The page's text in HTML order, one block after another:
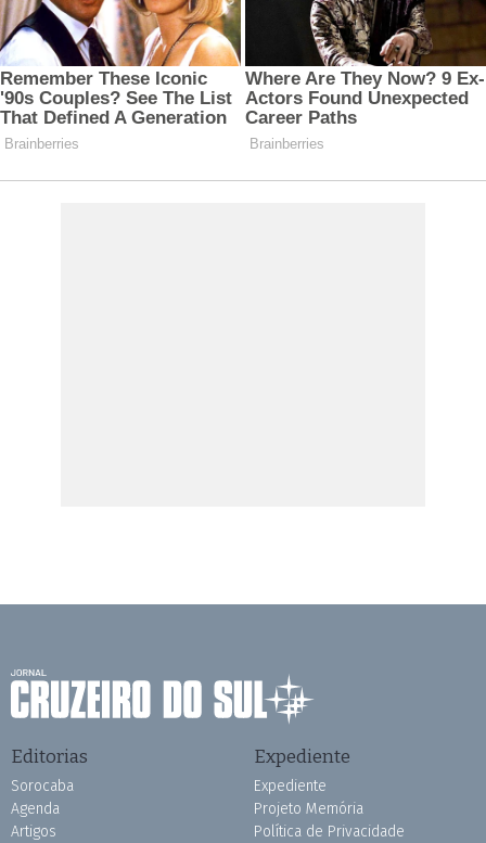
Editorias
Sorocaba
Agenda
Artigos
Expediente
Expediente
Projeto Memória
Política de Privacidade